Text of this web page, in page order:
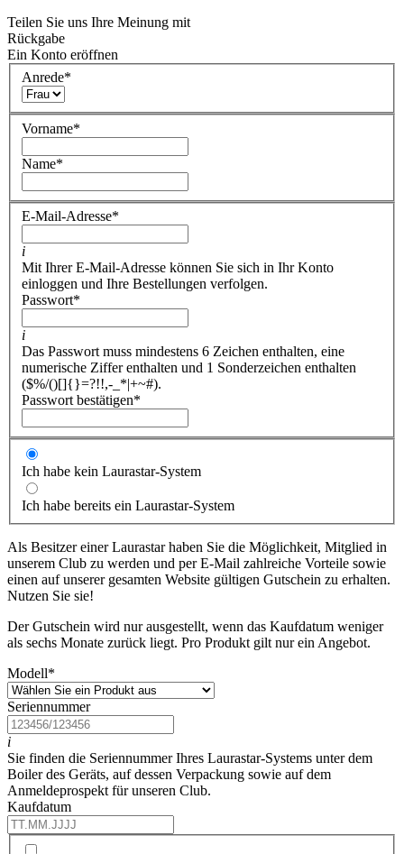
Teilen Sie uns Ihre Meinung mit
Rückgabe
Ein Konto eröffnen
Anrede*
Vorname*
Name*
E-Mail-Adresse*
i
Mit Ihrer E-Mail-Adresse können Sie sich in Ihr Konto
einloggen und Ihre Bestellungen verfolgen.
Passwort*
i
Das Passwort muss mindestens 6 Zeichen enthalten, eine
numerische Ziffer enthalten und 1 Sonderzeichen enthalten
($%/()[]{}=?!!,-_*|+~#).
Passwort bestätigen*
Ich habe kein Laurastar-System
Ich habe bereits ein Laurastar-System
Als Besitzer einer Laurastar haben Sie die Möglichkeit, Mitglied in
unserem Club zu werden und per E-Mail zahlreiche Vorteile sowie
einen auf unserer gesamten Website gültigen Gutschein zu erhalten.
Nutzen Sie sie!
Der Gutschein wird nur ausgestellt, wenn das Kaufdatum weniger
als sechs Monate zurück liegt. Pro Produkt gilt nur ein Angebot.
Modell*
Seriennummer
i
Sie finden die Seriennummer Ihres Laurastar-Systems unter dem
Boiler des Geräts, auf dessen Verpackung sowie auf dem
Anmeldeprospekt für unseren Club.
Kaufdatum